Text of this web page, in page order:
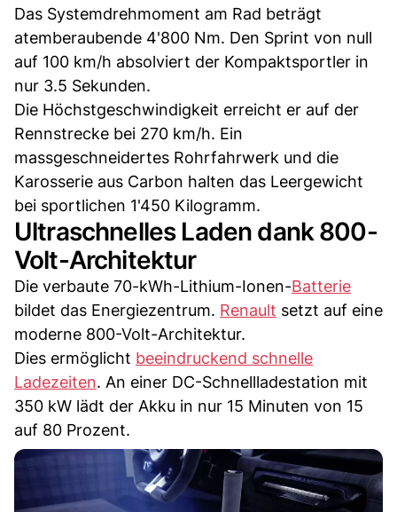
Das Systemdrehmoment am Rad beträgt
atemberaubende 4'800 Nm. Den Sprint von null
auf 100 km/h absolviert der Kompaktsportler in
nur 3.5 Sekunden.
Die Höchstgeschwindigkeit erreicht er auf der
Rennstrecke bei 270 km/h. Ein
massgeschneidertes Rohrfahrwerk und die
Karosserie aus Carbon halten das Leergewicht
bei sportlichen 1'450 Kilogramm.
Ultraschnelles Laden dank 800-
Volt-Architektur
Die verbaute 70-kWh-Lithium-Ionen-Batterie
bildet das Energiezentrum. Renault setzt auf eine
moderne 800-Volt-Architektur.
Dies ermöglicht beeindruckend schnelle
Ladezeiten. An einer DC-Schnellladestation mit
350 kW lädt der Akku in nur 15 Minuten von 15
auf 80 Prozent.